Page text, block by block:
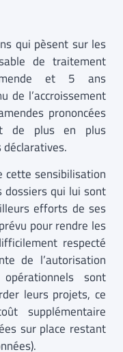
qui pèsent sur les
de traitement
et 5 ans
de l’accroissement
prononcées
de plus en plus
cette sensibilisation
dossiers qui lui sont
efforts de ses
prévu pour rendre les
respecté
de l’autorisation
sont
leurs projets, ce
supplémentaire
sur place restant